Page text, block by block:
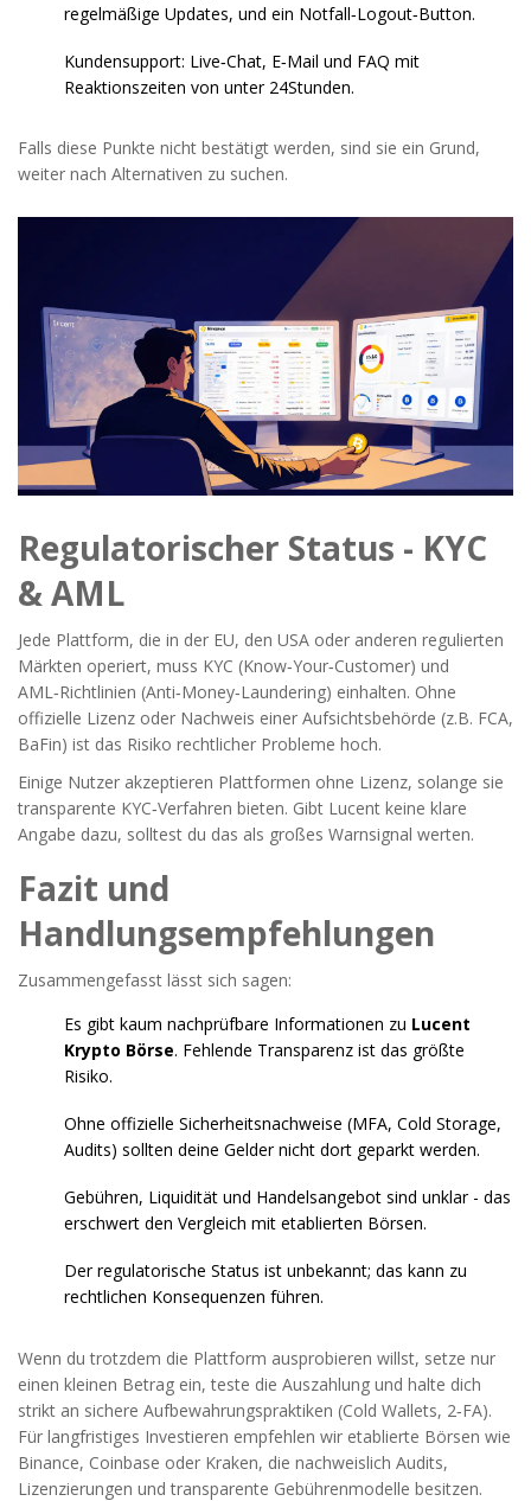
regelmäßige Updates, und ein Notfall‑Logout‑Button.
Kundensupport: Live‑Chat, E‑Mail und FAQ mit
Reaktionszeiten von unter 24Stunden.
Falls diese Punkte nicht bestätigt werden, sind sie ein Grund,
weiter nach Alternativen zu suchen.
Regulatorischer Status - KYC
& AML
Jede Plattform, die in der EU, den USA oder anderen regulierten
Märkten operiert, muss KYC (Know‑Your‑Customer) und
AML‑Richtlinien (Anti‑Money‑Laundering) einhalten. Ohne
offizielle Lizenz oder Nachweis einer Aufsichtsbehörde (z.B. FCA,
BaFin) ist das Risiko rechtlicher Probleme hoch.
Einige Nutzer akzeptieren Plattformen ohne Lizenz, solange sie
transparente KYC‑Verfahren bieten. Gibt Lucent keine klare
Angabe dazu, solltest du das als großes Warnsignal werten.
Fazit und
Handlungsempfehlungen
Zusammengefasst lässt sich sagen:
Es gibt kaum nachprüfbare Informationen zu Lucent
Krypto Börse. Fehlende Transparenz ist das größte
Risiko.
Ohne offizielle Sicherheitsnachweise (MFA, Cold Storage,
Audits) sollten deine Gelder nicht dort geparkt werden.
Gebühren, Liquidität und Handelsangebot sind unklar - das
erschwert den Vergleich mit etablierten Börsen.
Der regulatorische Status ist unbekannt; das kann zu
rechtlichen Konsequenzen führen.
Wenn du trotzdem die Plattform ausprobieren willst, setze nur
einen kleinen Betrag ein, teste die Auszahlung und halte dich
strikt an sichere Aufbewahrungspraktiken (Cold Wallets, 2‑FA).
Für langfristiges Investieren empfehlen wir etablierte Börsen wie
Binance, Coinbase oder Kraken, die nachweislich Audits,
Lizenzierungen und transparente Gebührenmodelle besitzen.